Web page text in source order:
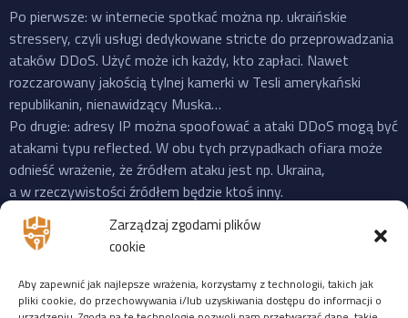
Zarządzaj zgodami plików
cookie
Aby zapewnić jak najlepsze wrażenia, korzystamy z technologii, takich jak
pliki cookie, do przechowywania i/lub uzyskiwania dostępu do informacji o
Po pierwsze: w internecie spotkać można np. ukraińskie
stressery, czyli usługi dedykowane stricte do przeprowadzania
ataków DDoS. Użyć może ich każdy, kto zapłaci. Nawet
rozczarowany jakością tylnej kamerki w Tesli amerykański
republikanin, nienawidzący Muska…
Po drugie: adresy IP można spoofować a ataki DDoS mogą być
atakami typu reflected. W obu tych przypadkach ofiara może
odnieść wrażenie, że źródłem ataku jest np. Ukraina,
a w rzeczywistości źródłem będzie ktoś inny.
Po trzecie: do ataku na X “przyznała się” propalestyńska grupa
o cudownej nazwie “Mroczna Burza”, która powstała jeszcze
w 2023 i ma na swoim koncie ataki na cele zarówno w US,
Izraelu czy EU. Ale podobnie jak Musk, grupy “hakerskie” też
często mijają się z prawdą, więc niekoniecznie trzeba ufać